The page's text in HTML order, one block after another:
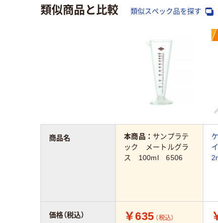
類似商品と比較 類似スペック品を探す
本商品： サンプラテ
ック メートルグラ
ス 100ml 6506
￥635 （税込）
商品名
価格（税込）